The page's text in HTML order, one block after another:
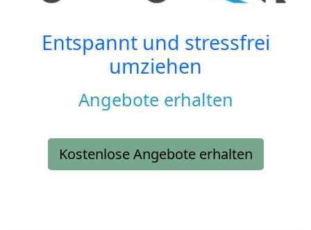
Entspannt und stressfrei
umziehen
Angebote erhalten
Kostenlose Angebote erhalten